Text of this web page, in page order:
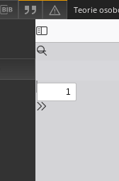
Teorie